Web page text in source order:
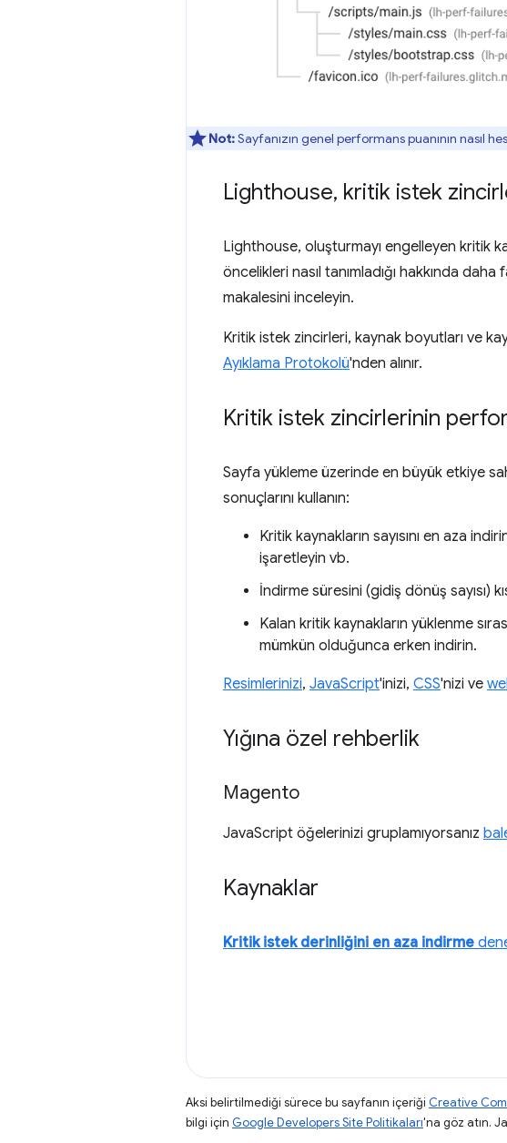
Not:Sayfanızın genel performans puanının nasıl
Lighthouse, kritik istek
Lighthouse, oluşturmayı engelleyen kritik
öncelikleri nasıl tanımladığı hakkında
makalesini inceleyin.
Kritik istek zincirleri, kaynak boyutları ve
Ayıklama Protokolü'nden alınır.
Kritik istek zincirlerinin
Sayfa yükleme üzerinde en büyük etkiye
sonuçlarını kullanın:
Kritik kaynakların sayısını en aza
işaretleyin vb.
İndirme süresini (gidiş dönüş sayısı)
Kalan kritik kaynakların yüklenme
mümkün olduğunca erken indirin.
Resimlerinizi, JavaScript'inizi, CSS'nizi ve
Yığına özel rehberlik
Magento
JavaScript öğelerinizi gruplamıyorsanız
Kaynaklar
Kritik istek derinliğini en aza indirme
Aksi belirtilmediği sürece bu sayfanın içeriği Creative
bilgi için Google Developers Site Politikaları'na göz atın.